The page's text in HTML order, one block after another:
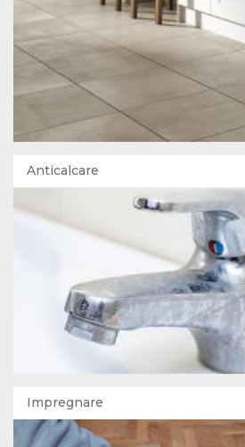
Anticalcare
Impregnare